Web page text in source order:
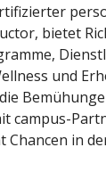
bietet
und
campus-
Chancen in